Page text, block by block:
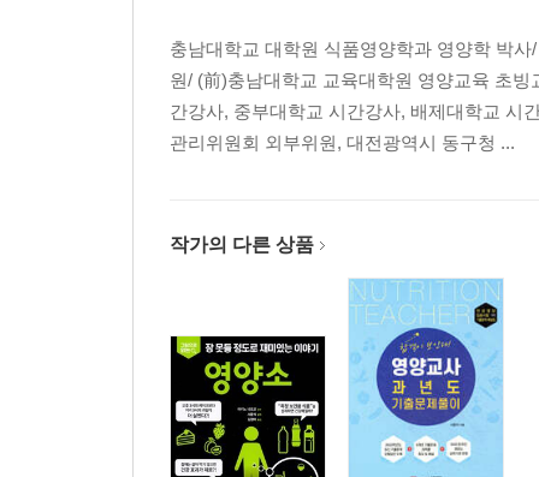
충남대학교 대학원 식품영양학과 영양학 박
원/ (前)충남대학교 교육대학원 영양교육 초
간강사, 중부대학교 시간강사, 배제대학교 시
관리위원회 외부위원, 대전광역시 동구청 ...
작가의 다른 상품